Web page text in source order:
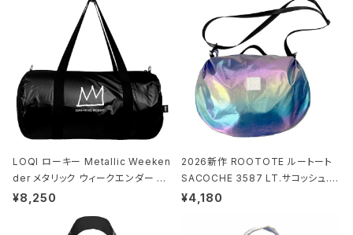
LOQI ローキー Metallic Weeken
der メタリック ウィークエンダー ボ
ストンバッグ ショルダーバッグ JEAN
ck ジャン=ミッシェル・バスキア/クラ
¥8,250
2026新作 ROOTOTE ルートート
SACOCHE 3587 LT.サコッシュ.ル
ミエ-B ショルダーバッグ グロスネイ
¥4,180